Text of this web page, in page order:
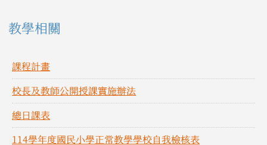
教學相關
課程計畫
校長及教師公開授課實施辦法
總日課表
114學年度國民小學正常教學學校自我檢核表